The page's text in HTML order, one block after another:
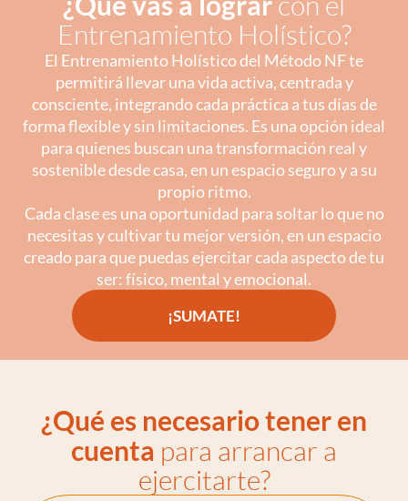
Entrenamiento Holístico?
El Entrenamiento Holístico del Método NF te
permitirá llevar una vida activa, centrada y
consciente, integrando cada práctica a tus días de
forma flexible y sin limitaciones. Es una opción ideal
para quienes buscan una transformación real y
sostenible desde casa, en un espacio seguro y a su
propio ritmo.
Cada clase es una oportunidad para soltar lo que no
necesitas y cultivar tu mejor versión, en un espacio
creado para que puedas ejercitar cada aspecto de tu
ser: físico, mental y emocional.
¡SUMATE!
¿Qué es necesario tener en
cuenta para arrancar a
ejercitarte?